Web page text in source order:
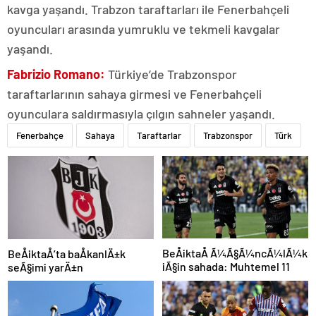
kavga yaşandı. Trabzon taraftarları ile Fenerbahçeli
oyuncuları arasında yumruklu ve tekmeli kavgalar
yaşandı.
Fabrizio Romano: Türkiye’de Trabzonspor
taraftarlarının sahaya girmesi ve Fenerbahçeli
oyunculara saldırmasıyla çılgın sahneler yaşandı.
Fenerbahçe Sahaya Taraftarlar Trabzonspor Türk
BeÅiktaÅ’ta baÅkanlÄ±k
seÃ§imi yarÄ±n
BeÅiktaÅ Ã¼Ã§Ã¼ncÃ¼lÃ¼k
iÃ§in sahada: Muhtemel 11